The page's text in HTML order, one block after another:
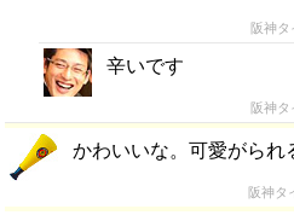
阪神タ
辛いです
阪神タ
かわいいな。可愛がられ
阪神タ